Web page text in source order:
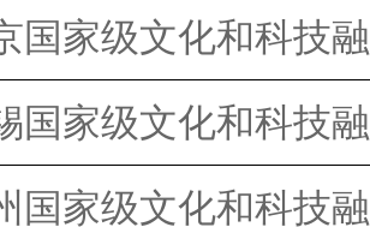
国家级文化和科技
国家级文化和科技
国家级文化和科技